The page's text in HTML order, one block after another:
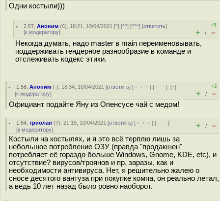
Одни костыли)))
2.57 ,Аноним (6), 18:21, 10/04/2021 [^] [^^] [^^^] [ответить]
[к модератору]
+5
+ / –
Некогда думать, надо master в main переименовывать,
поддерживать гендерное разнообразие в команде и
отслеживать кодекс этики.
1.58 ,Аноним (-), 18:34, 10/04/2021 [ответить] [ ﹢﹢﹢] [ · · ·][↑]
[к модератору]
+2
+ / –
Официант подайте Яну из Опенсусе чай с медом!
1.64 ,триолан (?), 21:15, 10/04/2021 [ответить] [ ﹢﹢﹢] [ · · ·]
[к модератору] + / –
Костыли на костылях, и я это всё терплю лишь за
небольшое потребление ОЗУ (правда "продакшен"
потребляет её гораздо больше Windows, Gnome, KDE, etc), и
отсутствие? вирусов/троянов и пр. заразы, как и
необходимости антивируса. Нет, я решительно жалею о
сносе десятого вантуза при покупке компа, он реально летал,
а ведь 10 лет назад было ровно наоборот.